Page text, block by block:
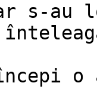
s-au
începi